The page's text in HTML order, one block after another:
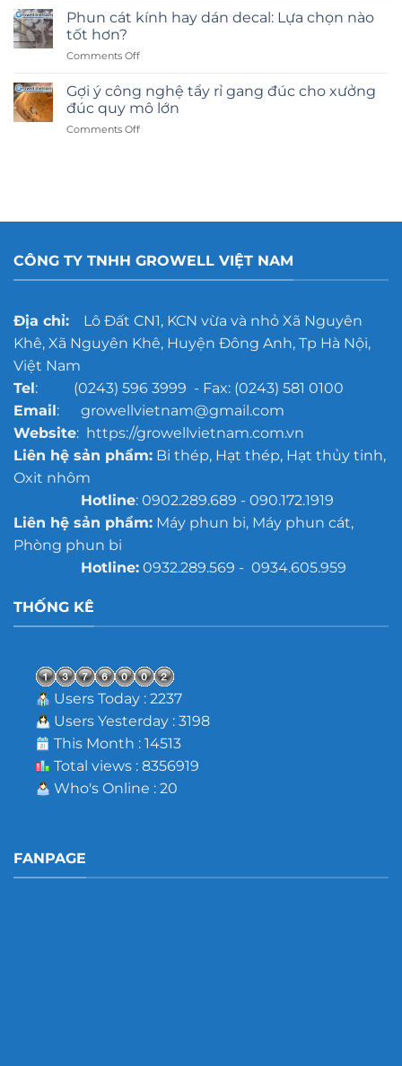
Phun cát kính hay dán decal: Lựa chọn nào
tốt hơn?
Comments Offon
cát
kính
hay
dán
hơn?
Gợi ý công nghệ tẩy rỉ gang đúc cho xưởng
đúc quy mô lớn
Comments Offon
rỉ
cho
xưởng
mô
lớn
CÔNG TY TNHH GROWELL VIỆT NAM
Địa chỉ:Lô Đất CN1, KCN vừa và nhỏ Xã Nguyên
Khê, Xã Nguyên Khê, Huyện Đông Anh, Tp Hà Nội,
Việt Nam
Tel: (0243) 596 3999 - Fax: (0243) 581 0100
Email: growellvietnam@gmail.com
Website: https://growellvietnam.com.vn
Liên hệ sản phẩm:Bi thép, Hạt thép, Hạt thủy tinh,
Oxit nhôm
Hotline: 0902.289.689 - 090.172.1919
Liên hệ sản phẩm:Máy phun bi, Máy phun cát,
Phòng phun bi
Hotline:0932.289.569 - 0934.605.959
THỐNG KÊ
Users Today : 2237
Users Yesterday : 3198
This Month : 14513
Total views : 8356919
Who's Online : 20
FANPAGE